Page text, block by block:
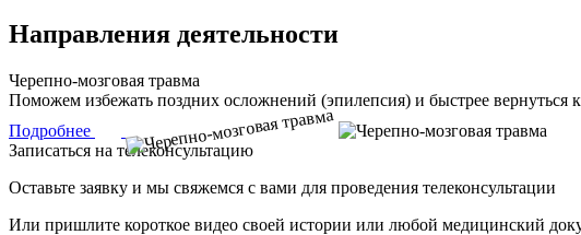
Направления деятельности
Черепно-мозговая травма
Поможем избежать поздних осложнений (эпилепсия) и быстрее
Подробнее
Записаться на телеконсультацию
Оставьте заявку и мы свяжемся с вами для проведения телеконсультации
Или пришлите короткое видео своей истории или любой медицинский